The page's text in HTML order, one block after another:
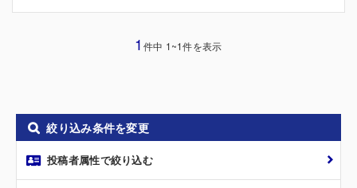
1 件中 1~1件を表示
絞り込み条件を変更
投稿者属性で絞り込む